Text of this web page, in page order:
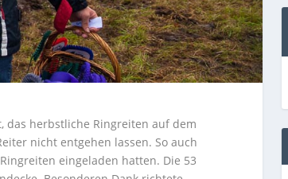
das herbstliche Ringreiten auf dem
nicht entgehen lassen. So auch
eingeladen hatten. Die 53